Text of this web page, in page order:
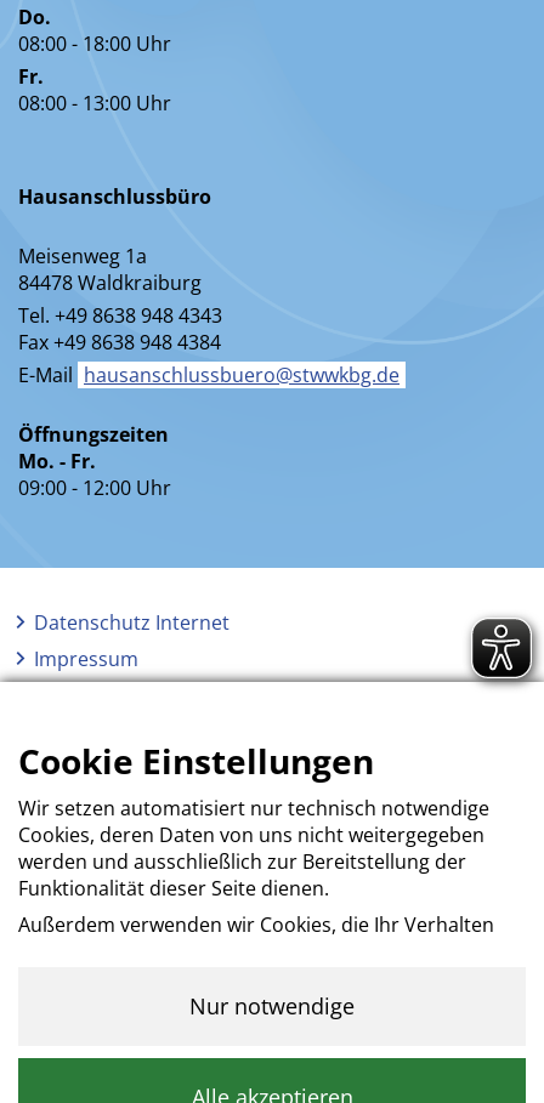
Do.
08:00 - 18:00 Uhr
Fr.
08:00 - 13:00 Uhr
Hausanschlussbüro
Meisenweg 1a
84478 Waldkraiburg
Tel. +49 8638 948 4343
Fax +49 8638 948 4384
E-Mail hausanschlussbuero@stwwkbg.de
Öffnungszeiten
Mo. - Fr.
09:00 - 12:00 Uhr
Datenschutz Internet
Impressum
Cookie Einstellungen
Wir setzen automatisiert nur technisch notwendige
Cookies, deren Daten von uns nicht weitergegeben
werden und ausschließlich zur Bereitstellung der
Funktionalität dieser Seite dienen.
Außerdem verwenden wir Cookies, die Ihr Verhalten
lernen. Wir erheben dabei nur pseudonyme Daten,
Nur notwendige
Alle akzeptieren